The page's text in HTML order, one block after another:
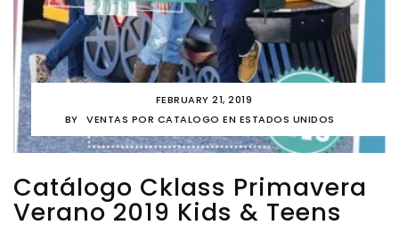
FEBRUARY 21, 2019
BY
VENTAS POR CATALOGO EN ESTADOS UNIDOS
Catálogo Cklass Primavera
Verano 2019 Kids & Teens